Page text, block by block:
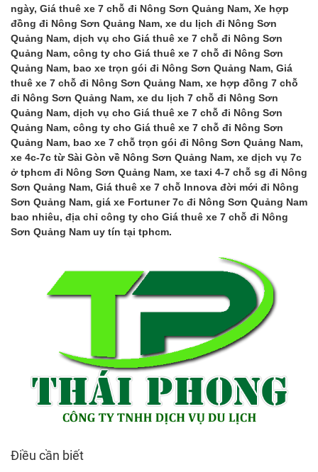
ngày, Giá thuê xe 7 chỗ đi Nông Sơn Quảng Nam, Xe hợp
đồng đi Nông Sơn Quảng Nam, xe du lịch đi Nông Sơn
Quảng Nam, dịch vụ cho Giá thuê xe 7 chỗ đi Nông Sơn
Quảng Nam, công ty cho Giá thuê xe 7 chỗ đi Nông Sơn
Quảng Nam, bao xe trọn gói đi Nông Sơn Quảng Nam, Giá
thuê xe 7 chỗ đi Nông Sơn Quảng Nam, xe hợp đồng 7 chỗ
đi Nông Sơn Quảng Nam, xe du lịch 7 chỗ đi Nông Sơn
Quảng Nam, dịch vụ cho Giá thuê xe 7 chỗ đi Nông Sơn
Quảng Nam, công ty cho Giá thuê xe 7 chỗ đi Nông Sơn
Quảng Nam, bao xe 7 chỗ trọn gói đi Nông Sơn Quảng Nam,
xe 4c-7c từ Sài Gòn về Nông Sơn Quảng Nam, xe dịch vụ 7c
ở tphcm đi Nông Sơn Quảng Nam, xe taxi 4-7 chỗ sg đi Nông
Sơn Quảng Nam, Giá thuê xe 7 chỗ Innova đời mới đi Nông
Sơn Quảng Nam, giá xe Fortuner 7c đi Nông Sơn Quảng Nam
bao nhiêu, địa chỉ công ty cho Giá thuê xe 7 chỗ đi Nông
Sơn Quảng Nam uy tín tại tphcm.
Điều cần biết